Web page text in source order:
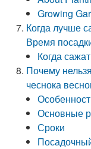
Growing
Когда лучше
Время
Когда
Почему
чеснока
Основные
Сроки